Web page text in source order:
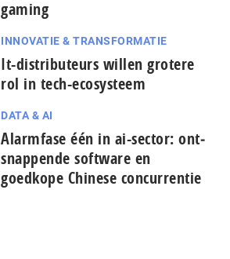
gaming
INNOVATIE & TRANSFORMATIE
It-dis­tri­bu­teurs willen grotere
rol in tech-ecosysteem
DATA & AI
Alarmfase één in ai-sector: ont­
snap­pen­de software en
goedkope Chinese con­cur­ren­tie